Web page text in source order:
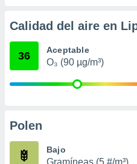
e
mediante
Calidad del aire en
36 Aceptable
O₃ (90 µg/m³)
Polen
Bajo
Gramíneas (5 #/m³)